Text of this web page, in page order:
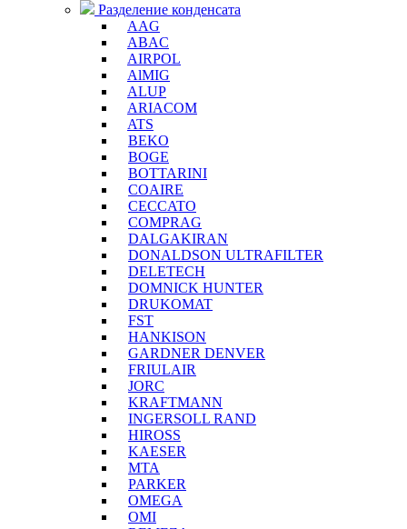
Разделение конденсата
AAG
ABAC
AIRPOL
AlMIG
ALUP
ARIACOM
ATS
BEKO
BOGE
BOTTARINI
COAIRE
CECCATO
COMPRAG
DALGAKIRAN
DONALDSON ULTRAFILTER
DELETECH
DOMNICK HUNTER
DRUKOMAT
FST
HANKISON
GARDNER DENVER
FRIULAIR
JORC
KRAFTMANN
INGERSOLL RAND
HIROSS
KAESER
MTA
PARKER
OMEGA
OMI